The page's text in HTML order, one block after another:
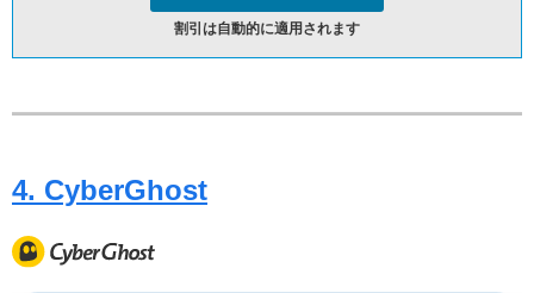
割引は自動的に適用されます
4. CyberGhost